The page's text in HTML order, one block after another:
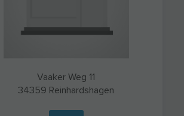
Vaaker Weg 11
34359 Reinhardshagen